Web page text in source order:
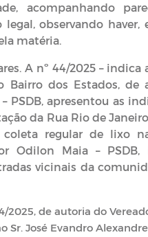
acompanhando
observando haver,
matéria.
A nº 44/2025 – indica
Bairro dos Estados, de
PSDB, apresentou as
da Rua Rio de
regular de lixo
Odilon Maia – PSDB,
vicinais da
2025, de autoria do
Sr. José Evandro